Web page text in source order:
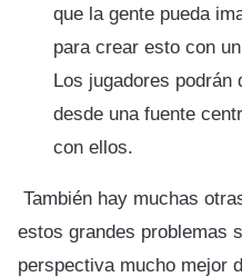
que la gente pueda
para crear esto con
Los jugadores podrán
desde una fuente
con ellos.
También hay muchas
estos grandes problemas
perspectiva mucho mejor